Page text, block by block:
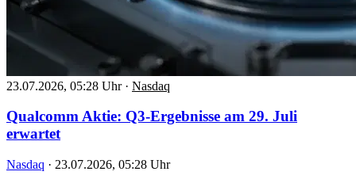
23.07.2026, 05:28 Uhr · Nasdaq
Qualcomm Aktie: Q3-Ergebnisse am 29. Juli
erwartet
Nasdaq · 23.07.2026, 05:28 Uhr